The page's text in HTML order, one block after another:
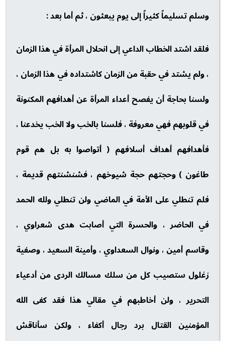
وسلم تسليماً كثيراً إلى يوم يبعثون ، ثم أما بعد :
فلقد اشتد الخطاب الداعي إلى انحلال المرأة في هذا الزمان
، ولم يشتد في حقبة من الزمان كاشتداده في هذا الزمان ،
ولسنا بحاجة أن يفصح أعداء المرأة عن أهدافهم المكنونة
في قلوبهم فهي معروفة ، فلسنا بالخب ولا الخب يخدعنا ،
فأهدافهم أهداف أسلافهم ( أتواصوا به بل هم قوم
طاغون ) وحجتهم حجة شيوخهم ، فشنشنتهم قديمة ،
فلم تنطلي على الأمة في الماضي ولن تنطلي ولله الحمد
في الحاضر ، والحسرة التي أصابت هدى شعراوي ،
وقاسم أمين ، ونوال السعداوي ، وأمينة السعيد ، وصفية
زغلول ستصيب كل من سلك مسالك الردى من أدعياء
التحرير ، ولن أخاطبهم في مقالي هذا فقد كفى الله
المؤمنين القتال برد رجال أكفاء ، ولكن سأناقش